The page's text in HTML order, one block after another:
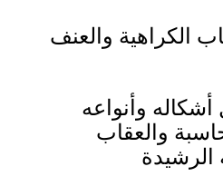
الكراهية والعنف
وأنواعه
والعقاب
الرشيدة